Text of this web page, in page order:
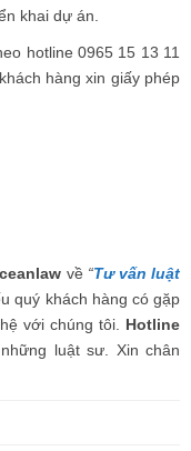
khai dự án.
hotline 0965 15 13 11
hàng xin giấy phép
về “Tư vấn luật
quý khách hàng có gặp
với chúng tôi. Hotline
luật sư. Xin chân